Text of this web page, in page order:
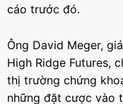
cáo trước đó.
Ông David Meger,
High Ridge Futures,
thị trường chứng
những đặt cược vào